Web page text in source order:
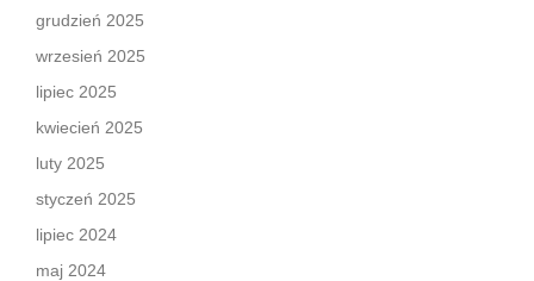
grudzień 2025
wrzesień 2025
lipiec 2025
kwiecień 2025
luty 2025
styczeń 2025
lipiec 2024
maj 2024